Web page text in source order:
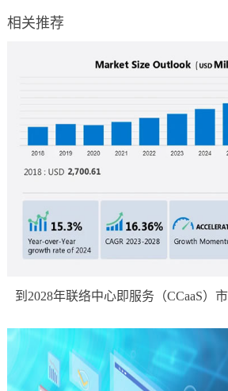
相关推荐
到2028年联络中心即服务（CCaaS）